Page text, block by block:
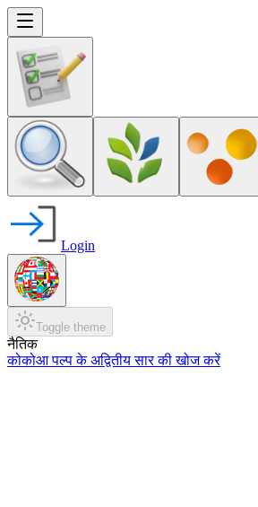
Login
Toggle theme
नैतिक
कोकोआ पल्प के अद्वितीय सार की खोज करें